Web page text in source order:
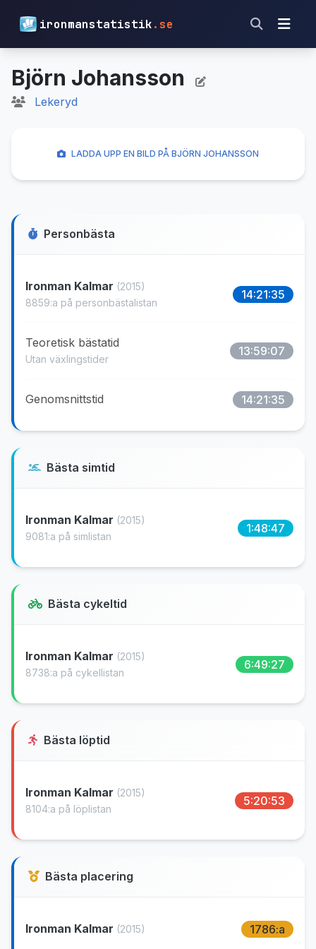
ironmanstatistik.se
Björn Johansson
Lekeryd
Personbästa
Ironman Kalmar (2015)
8859:a på personbästalistan
14:21:35
Teoretisk bästatid
Utan växlingstider
13:59:07
Genomsnittstid 14:21:35
Bästa simtid
Ironman Kalmar (2015)
9081:a på simlistan
1:48:47
Bästa cykeltid
Ironman Kalmar (2015)
8738:a på cykellistan
6:49:27
Bästa löptid
Ironman Kalmar (2015)
8104:a på löplistan
5:20:53
Bästa placering
Ironman Kalmar (2015) 1786:a
LADDA UPP EN BILD PÅ BJÖRN JOHANSSON